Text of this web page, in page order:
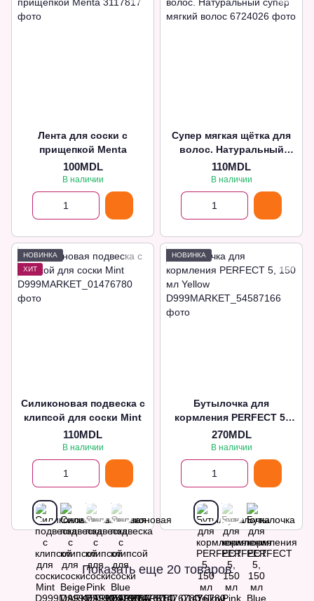
Лента для соски с
прищепкой Menta
100MDL
В наличии
Супер мягкая щётка для
волос. Натуральный
супер мягкий волос
110MDL
В наличии
НОВИНКА
ХИТ
Силиконовая подвеска с
клипсой для соски Mint
110MDL
В наличии
НОВИНКА
Бутылочка для
кормления PERFECT 5,
150 мл Yellow
270MDL
В наличии
Показать еще 20 товаров